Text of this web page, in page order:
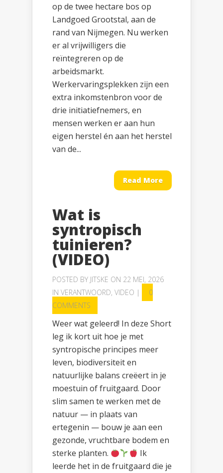
op de twee hectare bos op
Landgoed Grootstal, aan de
rand van Nijmegen. Nu werken
er al vrijwilligers die
reïntegreren op de
arbeidsmarkt.
Werkervaringsplekken zijn een
extra inkomstenbron voor de
drie initiatiefnemers, en
mensen werken er aan hun
eigen herstel én aan het herstel
van de...
Read More
Wat is
syntropisch
tuinieren?
(VIDEO)
POSTED BY JITSKE ON 22 MEI, 2026
IN VERANTWOORD, VIDEO |
0
COMMENTS
Weer wat geleerd! In deze Short
leg ik kort uit hoe je met
syntropische principes meer
leven, biodiversiteit en
natuurlijke balans creëert in je
moestuin of fruitgaard. Door
slim samen te werken met de
natuur — in plaats van
ertegenin — bouw je aan een
gezonde, vruchtbare bodem en
sterke planten.
Ik
leerde het in de fruitgaard die je